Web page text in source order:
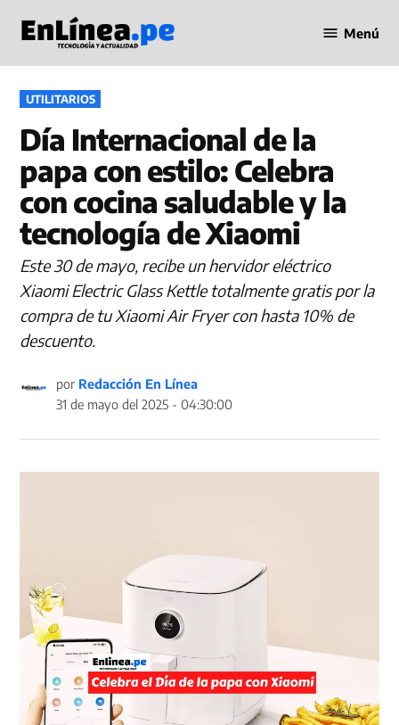
contenido
en Línea
Menú
PUBLICADO
EN
UTILITARIOS
Día Internacional de la
papa con estilo: Celebra
con cocina saludable y la
tecnología de Xiaomi
Este 30 de mayo, recibe un hervidor eléctrico
Xiaomi Electric Glass Kettle totalmente gratis por la
compra de tu Xiaomi Air Fryer con hasta 10% de
descuento.
por Redacción En Línea
31 de mayo del 2025 - 04:30:00